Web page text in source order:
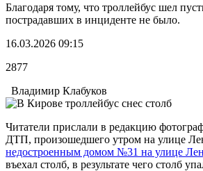
Благодаря тому, что троллейбус шел
пострадавших в инциденте не было.
16.03.2026 09:15
2877
Владимир Клабуков
Читатели прислали в редакцию
ДТП, произошедшего утром на улице
недостроенным домом №31 на улице
въехал столб, в результате чего столб